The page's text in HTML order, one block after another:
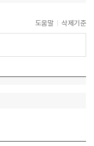
도움말 삭제기준